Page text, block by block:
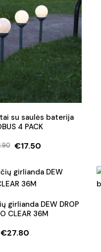
su saulės baterija
4 PACK
Original
was:
€21.90.
€17.50
Current
is:
€17.50.
girlianda DEW DROP
CLEAR 36M
€27.80